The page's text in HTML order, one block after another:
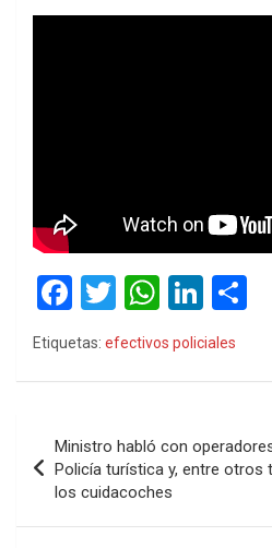
F
a
ce
o
o
k
T
wi
tt
W
at
A
p
p
Li
n
ke
n
Etiquetas: efectivos policiales
de
entradas
Ministro habló con
Policía turística y, entre otros
los cuidacoches